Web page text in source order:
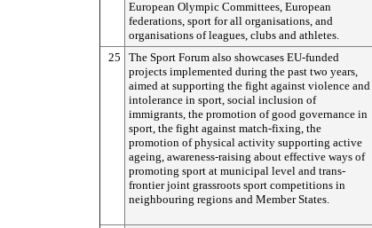
European Olympic Committees, European
federations, sport for all organisations, and
organisations of leagues, clubs and athletes.
25
The Sport Forum also showcases EU-funded
projects implemented during the past two years,
aimed at supporting the fight against violence and
intolerance in sport, social inclusion of
immigrants, the promotion of good governance in
sport, the fight against match-fixing, the
promotion of physical activity supporting active
ageing, awareness-raising about effective ways of
promoting sport at municipal level and trans-
frontier joint grassroots sport competitions in
neighbouring regions and Member States.